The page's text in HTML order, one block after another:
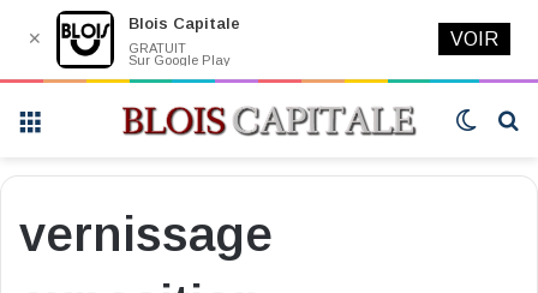
Switch
vernissage
✕
Blois Capitale
GRATUIT
Sur Google Play
VOIR